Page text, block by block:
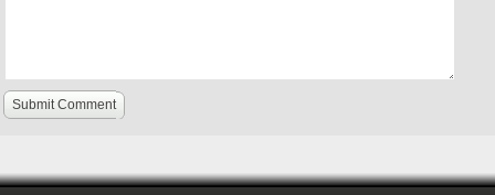
Submit Comment